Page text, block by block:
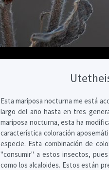
Esta mariposa nocturna me está
largo del año hasta en tres
mariposa nocturna, esta ha
característica coloración
especie. Esta combinación de
"consumir" a estos insectos,
como los alcaloides. Estos están